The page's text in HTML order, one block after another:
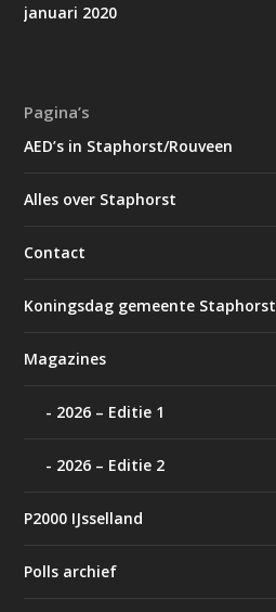
januari 2020
Pagina’s
AED’s in Staphorst/Rouveen
Alles over Staphorst
Contact
Koningsdag gemeente Staphorst
Magazines
2026 – Editie 1
2026 – Editie 2
P2000 IJsselland
Polls archief